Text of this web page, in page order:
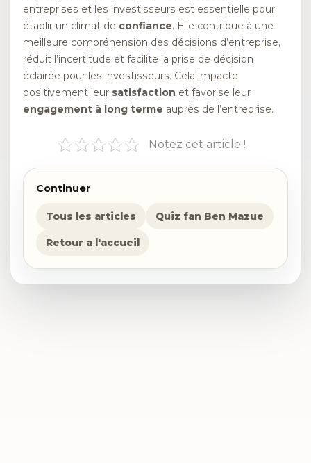
entreprises et les investisseurs est essentielle pour
établir un climat de confiance. Elle contribue à une
meilleure compréhension des décisions d’entreprise,
réduit l’incertitude et facilite la prise de décision
éclairée pour les investisseurs. Cela impacte
positivement leur satisfaction et favorise leur
engagement à long terme auprès de l’entreprise.
Notez cet article !
Continuer
Tous les articles Quiz fan Ben Mazue
Retour a l'accueil